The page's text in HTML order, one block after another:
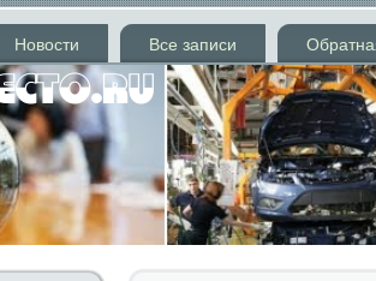
Новости Все записи